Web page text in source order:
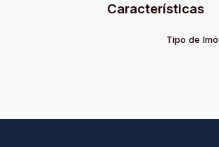
Características
Tipo de